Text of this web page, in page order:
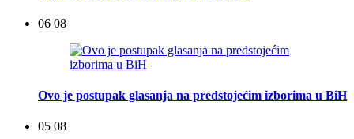
06 08
Ovo je postupak glasanja na predstojećim izborima u BiH
05 08